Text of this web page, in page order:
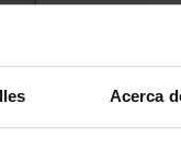
Acerca